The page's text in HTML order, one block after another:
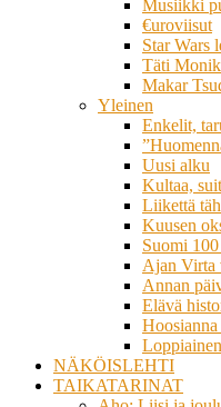
Musiikki
€uroviisut
Star Wars
Täti
Makar
Yleinen
Enkelit,
Uusi alku
Kultaa,
Liikettä
Kuusen
Suomi
Ajan Virta
Annan
Elävä
Hoosianna
Loppiainen
NÄKÖISLEHTI
TAIKATARINAT